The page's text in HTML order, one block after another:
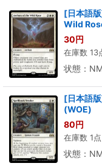
並び順:
[日本語
Wild
30円
在庫数 13
状態：
[日本語
(WOE)
80円
在庫数 1点
状態：